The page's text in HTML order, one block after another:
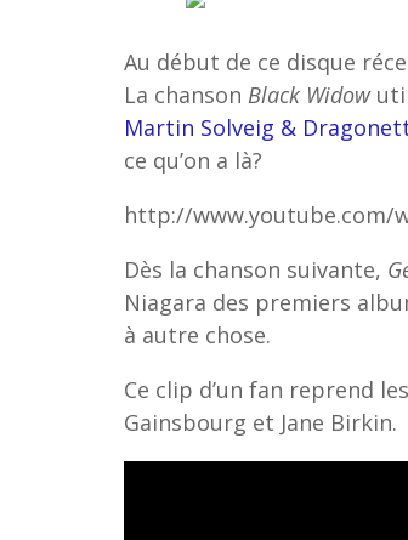
Au début de ce disque
La chanson Black Widow
Martin Solveig &
ce qu’on a là?
http://www.youtube.com/
Dès la chanson suivante,
Niagara des premiers
à autre chose.
Ce clip d’un fan reprend
Gainsbourg et Jane Birkin.